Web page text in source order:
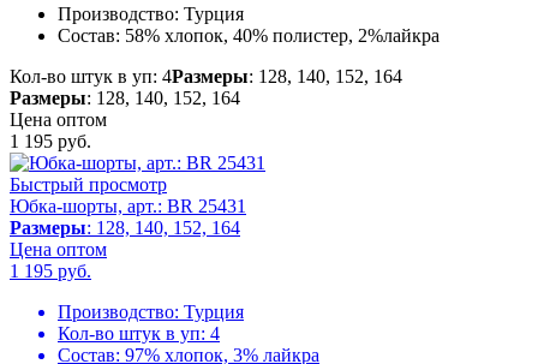
Производство: Турция
Состав: 58% хлопок, 40% полистер, 2%лайкра
Кол-во штук в уп: 4Размеры: 128, 140, 152, 164
Размеры: 128, 140, 152, 164
Цена оптом
1 195 руб.
Быстрый просмотр
Юбка-шорты, арт.: BR 25431
Размеры: 128, 140, 152, 164
Цена оптом
1 195 руб.
Производство: Турция
Кол-во штук в уп: 4
Состав: 97% хлопок, 3% лайкра